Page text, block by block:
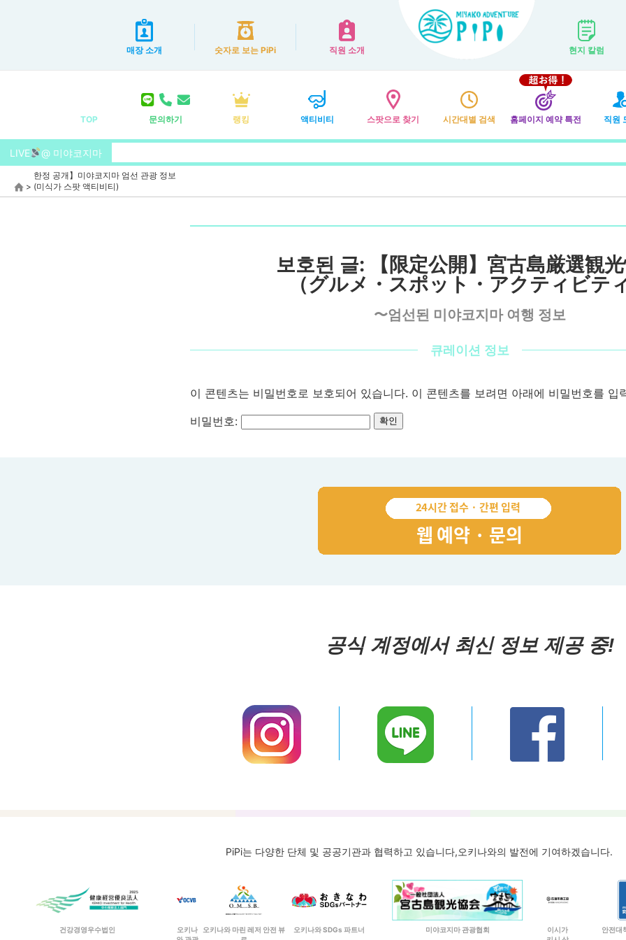
매장 소개 숫자로 보는 PiPi 직원 소개 현지 칼럼
TOP 문의하기 랭킹 액티비티 스팟으로 찾기 시간대별 검색 홈페이지 예약 특전 직원
LIVE @ 미야코지마
>
한정 공개】미야코지마 엄선 관광 정보
(미식가 스팟 액티비티)
보호된 글: 【限定公開】宮古島厳選観
（グルメ・スポット・アクティビティ
〜엄선된 미야코지마 여행 정보
큐레이션 정보
이 콘텐츠는 비밀번호로 보호되어 있습니다. 이 콘텐츠를 보려면 아래에 비밀번호를 입
비밀번호:
공식 계정에서 최신 정보 제공 중!
PiPi는 다양한 단체 및 공공기관과 협력하고 있습니다,오키나와의 발전에 기여하겠습니다.
건강경영우수법인
오키나
오키나와 마린 레저 안전 뷰
오키나와 SDGs 파트너 미야코지마 관광협회
이시가
안전대